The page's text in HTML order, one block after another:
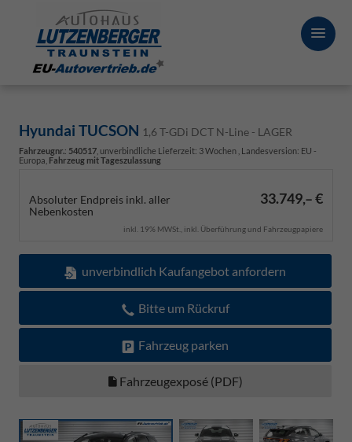
Hyundai TUCSON 1,6 T-GDi DCT N-Line - LAGER
Fahrzeugnr.: 540517 , unverbindliche Lieferzeit: 3 Wochen , Landesversion: EU -
Europa, Fahrzeug mit Tageszulassung
Absoluter Endpreis inkl. aller
Nebenkosten
33.749,– €
inkl. 19% MWSt., inkl. Überführung und Fahrzeugpapiere
unverbindlich Kaufangebot anfordern
Bitte um Rückruf
Fahrzeug parken
Fahrzeugexposé (PDF)